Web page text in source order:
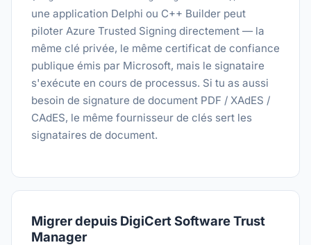
une application Delphi ou C++ Builder peut
piloter Azure Trusted Signing directement — la
même clé privée, le même certificat de confiance
publique émis par Microsoft, mais le signataire
s'exécute en cours de processus. Si tu as aussi
besoin de signature de document PDF / XAdES /
CAdES, le même fournisseur de clés sert les
signataires de document.
Migrer depuis DigiCert Software Trust
Manager